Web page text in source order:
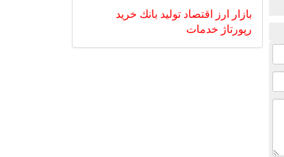
بازار ارز اقتصاد تولید بانك خرید
رپورتاژ خدمات